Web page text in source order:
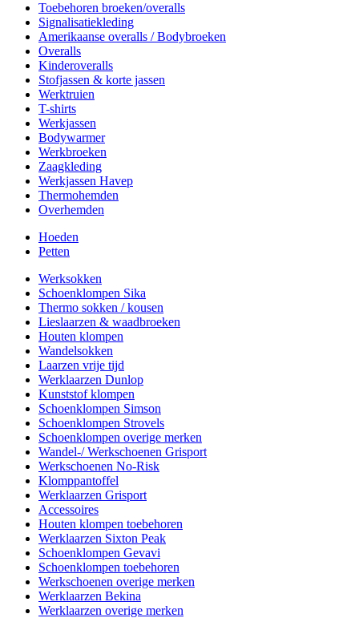
Toebehoren broeken/overalls
Signalisatiekleding
Amerikaanse overalls / Bodybroeken
Overalls
Kinderoveralls
Stofjassen & korte jassen
Werktruien
T-shirts
Werkjassen
Bodywarmer
Werkbroeken
Zaagkleding
Werkjassen Havep
Thermohemden
Overhemden
Hoeden
Petten
Werksokken
Schoenklompen Sika
Thermo sokken / kousen
Lieslaarzen & waadbroeken
Houten klompen
Wandelsokken
Laarzen vrije tijd
Werklaarzen Dunlop
Kunststof klompen
Schoenklompen Simson
Schoenklompen Strovels
Schoenklompen overige merken
Wandel-/ Werkschoenen Grisport
Werkschoenen No-Risk
Klomppantoffel
Werklaarzen Grisport
Accessoires
Houten klompen toebehoren
Werklaarzen Sixton Peak
Schoenklompen Gevavi
Schoenklompen toebehoren
Werkschoenen overige merken
Werklaarzen Bekina
Werklaarzen overige merken